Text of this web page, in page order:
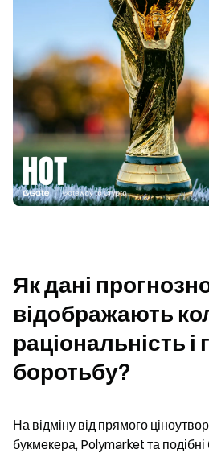
Як дані
відображають
раціональність
боротьбу?
На відміну від прямого
букмекера, Polymarket та